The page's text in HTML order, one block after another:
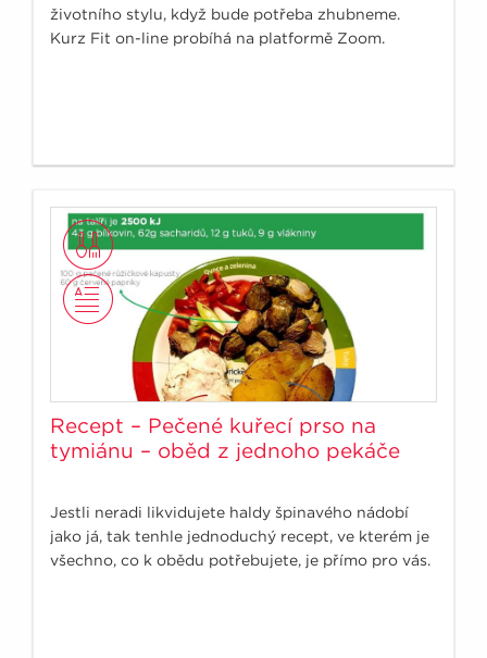
životního stylu, když bude potřeba zhubneme.
Kurz Fit on-line probíhá na platformě Zoom.
Recept – Pečené kuřecí prso na
tymiánu – oběd z jednoho pekáče
Jestli neradi likvidujete haldy špinavého nádobí
jako já, tak tenhle jednoduchý recept, ve kterém je
všechno, co k obědu potřebujete, je přímo pro vás.